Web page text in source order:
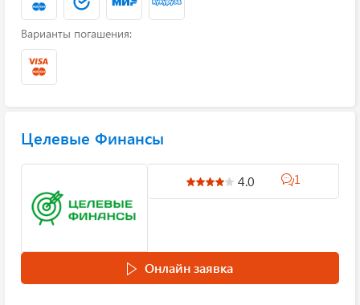
Варианты погашения:
Целевые Финансы
4.0 1
Онлайн заявка